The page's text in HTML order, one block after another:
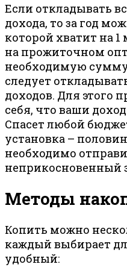
Если откладывать
дохода, то за год
которой хватит на
на прожиточном
необходимую сумму
следует
доходов. Для этого
себя, что ваши
Спасет любой
установка –
необходимо
неприкосновенный
Методы
Копить можно
каждый выбирает
удобный: